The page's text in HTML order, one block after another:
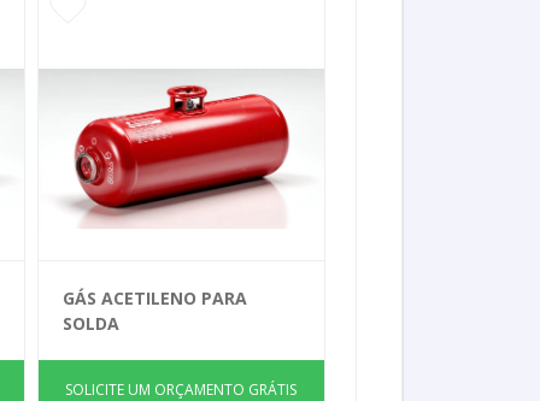
GÁS ACETILENO PARA
SOLDA
SOLICITE UM ORÇAMENTO GRÁTIS